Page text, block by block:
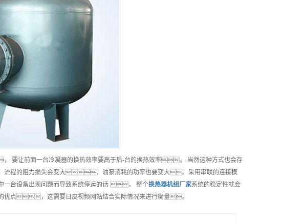
要让前面一台冷凝器的换热效率要高于后-台的换热效率。 当然这种方式也会存
的阻力损失会变大，油泵消耗的功率也要变大。采用串联的连接模
设备出现问题而导致系统停运的话 ， 整个换热器机组厂家系统的稳定性就会
优点，这需要日皮视频网站结合实际情况来进行衡量。